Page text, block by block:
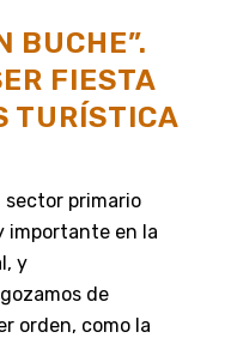
BUCHE”.
FIESTA
TURÍSTICA
sector primario
importante en la
y
de
orden, como la